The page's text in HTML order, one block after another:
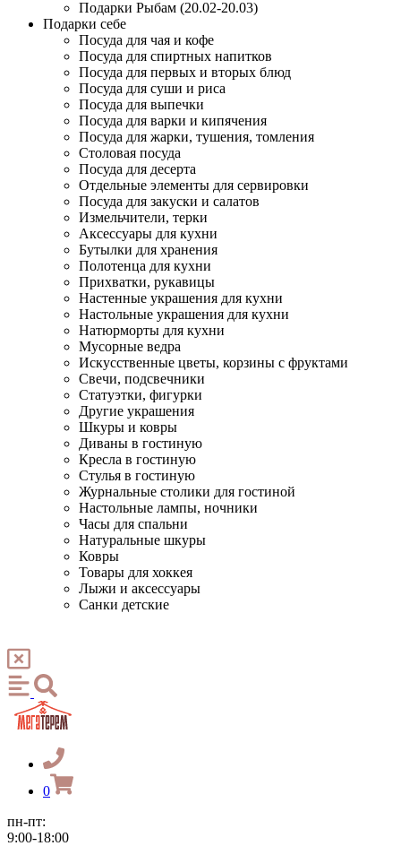
Подарки Рыбам (20.02-20.03)
Подарки себе
Посуда для чая и кофе
Посуда для спиртных напитков
Посуда для первых и вторых блюд
Посуда для суши и риса
Посуда для выпечки
Посуда для варки и кипячения
Посуда для жарки, тушения, томления
Столовая посуда
Посуда для десерта
Отдельные элементы для сервировки
Посуда для закуски и салатов
Измельчители, терки
Аксессуары для кухни
Бутылки для хранения
Полотенца для кухни
Прихватки, рукавицы
Настенные украшения для кухни
Настольные украшения для кухни
Натюрморты для кухни
Мусорные ведра
Искусственные цветы, корзины с фруктами
Свечи, подсвечники
Статуэтки, фигурки
Другие украшения
Шкуры и ковры
Диваны в гостиную
Кресла в гостиную
Стулья в гостиную
Журнальные столики для гостиной
Настольные лампы, ночники
Часы для спальни
Натуральные шкуры
Ковры
Товары для хоккея
Лыжи и аксессуары
Санки детские
0
пн-пт:
9:00-18:00